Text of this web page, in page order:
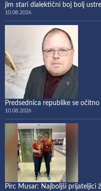
jim stari dialektični boj bolj
10.08.2026
Predsednica republike se
10.08.2026
Pirc Musar: Najboljši prijateljici